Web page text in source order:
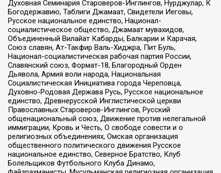
Духовная Семинария Староверов-Инглингов, Нурджулар, К
Богодержавию, Таблиги Джамаат, Свидетели Иеговы,
Русское национальное единство, Национал-
социалистическое общество, Джамаат мувахидов,
Объединенный Вилайат Кабарды, Балкарии и Карачая,
Союз славян, Ат-Такфир Валь-Хиджра, Пит Буль,
Национал-социалистическая рабочая партия России,
Славянский союз, Формат-18, Благородный Орден
Дьявола, Армия воли народа, Национальная
Социалистическая Инициатива города Череповца,
Духовно-Родовая Держава Русь, Русское национальное
единство, Древнерусской Инглистической церкви
Православных Староверов-Инглингов, Русский
общенациональный союз, Движение против нелегальной
иммиграции, Кровь и Честь, О свободе совести и о
религиозных объединениях, Омская организация
общественного политического движения Русское
национальное единство, Северное Братство, Клуб
Болельщиков Футбольного Клуба Динамо,